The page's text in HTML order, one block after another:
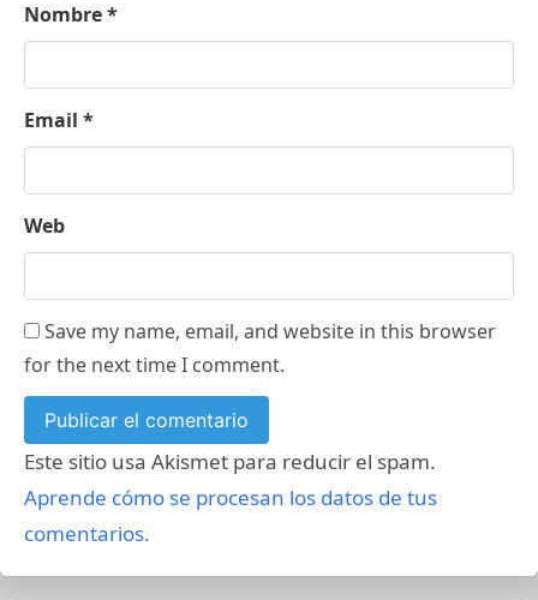
Nombre*
Email *
Web
Save my name, email, and website in this browser
for the next time I comment.
Este sitio usa Akismet para reducir el spam.
Aprende cómo se procesan los datos de tus
comentarios.